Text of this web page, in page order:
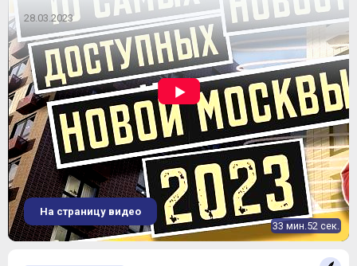
28.03.2023
33 мин.52 сек.
На страницу видео